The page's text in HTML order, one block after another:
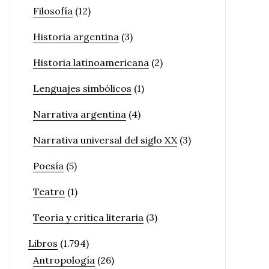
Filosofía (12)
Historia argentina (3)
Historia latinoamericana (2)
Lenguajes simbólicos (1)
Narrativa argentina (4)
Narrativa universal del siglo XX(3)
Poesía (5)
Teatro (1)
Teoría y crítica literaria (3)
Libros (1.794)
Antropología (26)